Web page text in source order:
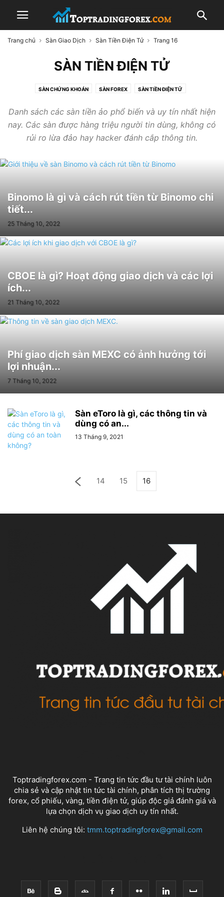
Trang chủ Sàn Giao Dịch Sàn Tiền Điện Tử Trang 16
SÀN TIỀN ĐIỆN TỬ
SÀN CHỨNG KHOÁN SÀN FOREX SÀN TIỀN ĐIỆN TỬ
Danh sách các sàn tiền ảo phổ biến và uy tín nhất hiện
nay. Các sàn được hàng triệu người tin dùng, không có
rủi ro lừa đảo hay hacker đánh cắp thông tin.
Binomo là gì và cách rút tiền từ Binomo chi
tiết...
25 Tháng 10, 2022
CBOE là gì? Hoạt động giao dịch và các lợi
ích...
21 Tháng 10, 2022
Phí giao dịch sàn MEXC có ảnh hưởng tới
lợi nhuận...
7 Tháng 10, 2022
Sàn eToro là gì, các thông tin và
dùng có an...
13 Tháng 9, 2021
14 15 16
Toptradingforex.com - Trang tin tức đầu tư tài chính luôn
chia sẻ và cập nhật tin tức tài chính, phân tích thị trường
forex, cổ phiếu, vàng, tiền điện tử, giúp độc giả đánh giá và
lựa chọn dịch vụ giao dịch uy tín nhất.
Liên hệ chúng tôi: tmm.toptradingforex@gmail.com